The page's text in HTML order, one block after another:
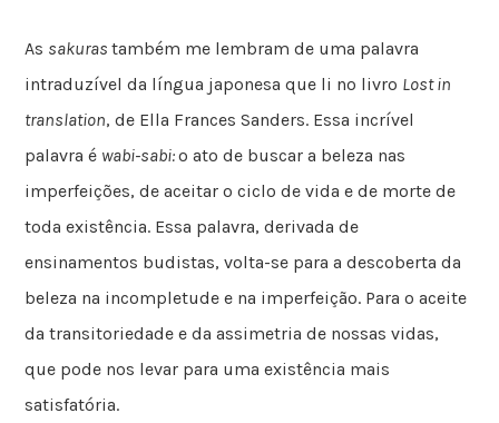
As sakurastambém me lembram de uma palavra
intraduzível da língua japonesa que li no livro Lost in
translation, de Ella Frances Sanders. Essa incrível
palavra é wabi-sabi:o ato de buscar a beleza nas
imperfeições, de aceitar o ciclo de vida e de morte de
toda existência. Essa palavra, derivada de
ensinamentos budistas, volta-se para a descoberta da
beleza na incompletude e na imperfeição. Para o aceite
da transitoriedade e da assimetria de nossas vidas,
que pode nos levar para uma existência mais
satisfatória.